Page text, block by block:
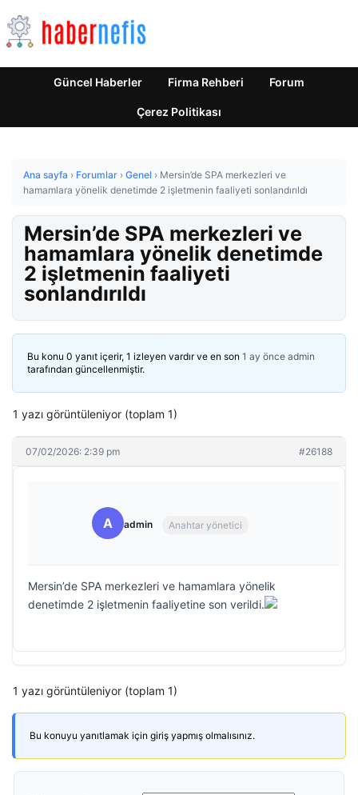
Güncel Haberler Firma Rehberi Forum
Çerez Politikası
Ana sayfa › Forumlar › Genel › Mersin’de SPA merkezleri ve
hamamlara yönelik denetimde 2 işletmenin faaliyeti sonlandırıldı
Mersin’de SPA merkezleri ve
hamamlara yönelik denetimde
2 işletmenin faaliyeti
sonlandırıldı
Bu konu 0 yanıt içerir, 1 izleyen vardır ve en son 1 ay önce admin
tarafından güncellenmiştir.
1 yazı görüntüleniyor (toplam 1)
07/02/2026: 2:39 pm #26188
A admin Anahtar yönetici
Mersin’de SPA merkezleri ve hamamlara yönelik
denetimde 2 işletmenin faaliyetine son verildi.
1 yazı görüntüleniyor (toplam 1)
Bu konuyu yanıtlamak için giriş yapmış olmalısınız.